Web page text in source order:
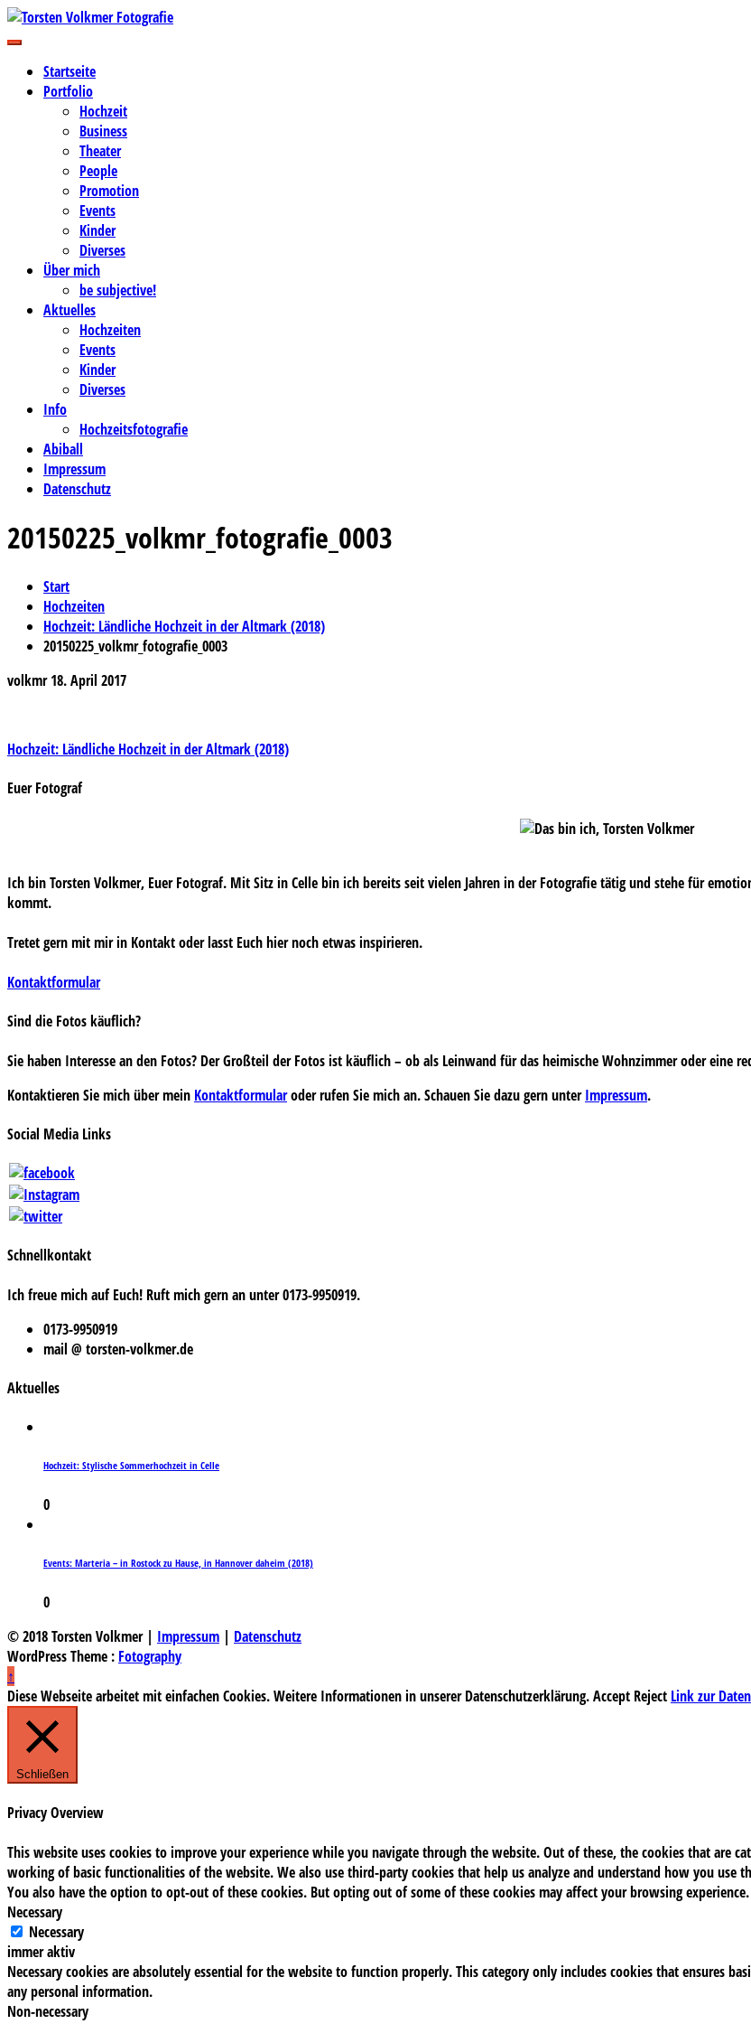
Zum
Inhalt
Torsten Volkmer Fotografie
Business-, Portrait- und Hochzeitsfotografie
Startseite
Portfolio
Hochzeit
Business
Theater
People
Promotion
Events
Kinder
Diverses
Über mich
be subjective!
Aktuelles
Hochzeiten
Events
Kinder
Diverses
Info
Hochzeitsfotografie
Abiball
Impressum
Datenschutz
20150225_volkmr_fotografie_0003
Start
Hochzeiten
Hochzeit: Ländliche Hochzeit in der Altmark (2018)
20150225_volkmr_fotografie_0003
volkmr 18. April 2017
Beitragsnavigation
Hochzeit: Ländliche Hochzeit in der Altmark (2018)
Euer Fotograf
Ich bin Torsten Volkmer, Euer Fotograf. Mit Sitz in Celle bin ich bereits seit vielen Jahren in der Fotografie tätig und stehe für
kommt.
Tretet gern mit mir in Kontakt oder lasst Euch hier noch etwas inspirieren.
Kontaktformular
Sind die Fotos käuflich?
Sie haben Interesse an den Fotos? Der Großteil der Fotos ist käuflich – ob als Leinwand für das heimische Wohnzimmer oder eine
Kontaktieren Sie mich über mein Kontaktformularoder rufen Sie mich an. Schauen Sie dazu gern unterImpressum.
Social Media Links
Schnellkontakt
Ich freue mich auf Euch! Ruft mich gern an unter 0173-9950919.
0173-9950919
mail @ torsten-volkmer.de
Aktuelles
Hochzeit: Stylische Sommerhochzeit in Celle
0
Events: Marteria – in Rostock zu Hause, in Hannover daheim (2018)
0
© 2018 Torsten Volkmer | Impressum | Datenschutz
WordPress Theme : Fotography
↑
Diese Webseite arbeitet mit einfachen Cookies. Weitere Informationen in unserer Datenschutzerklärung.Accept Reject Link zur
Schließen
Privacy Overview
This website uses cookies to improve your experience while you navigate through the website. Out of these, the cookies that are
working of basic functionalities of the website. We also use third-party cookies that help us analyze and understand how you
You also have the option to opt-out of these cookies. But opting out of some of these cookies may affect your browsing experience.
Necessary
Necessary
immer aktiv
Necessary cookies are absolutely essential for the website to function properly. This category only includes cookies that ensures
any personal information.
Non-necessary